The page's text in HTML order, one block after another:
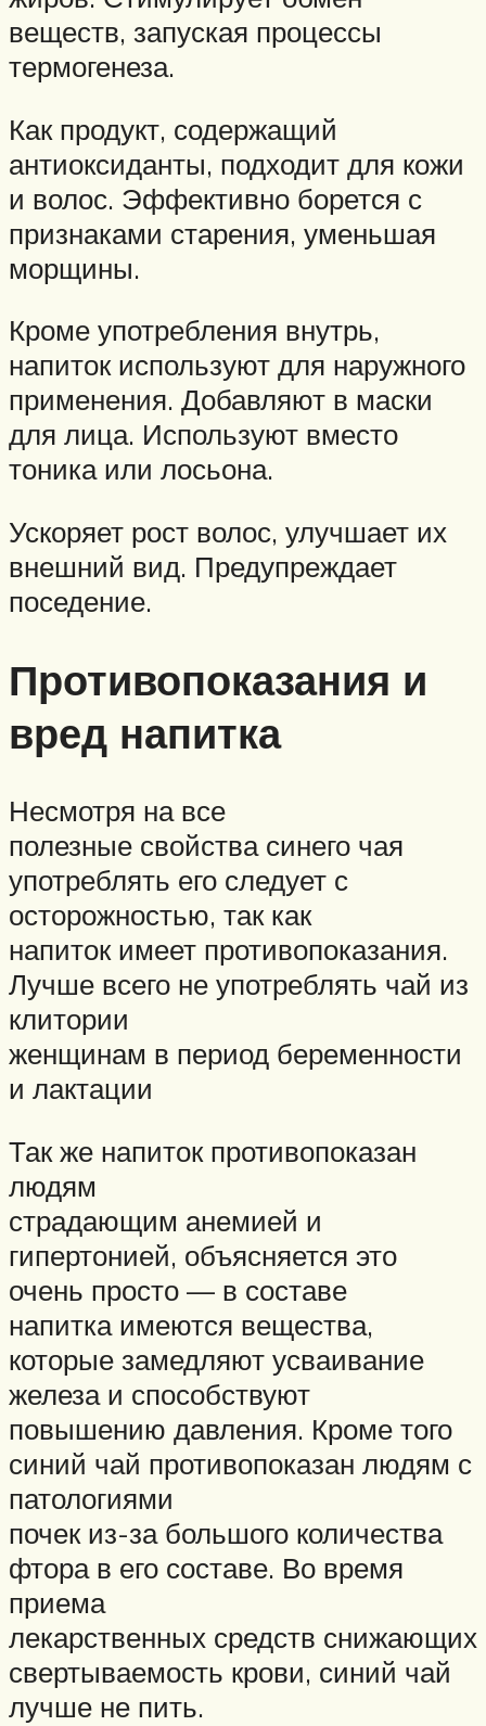
веществ, запуская процессы
термогенеза.
Как продукт, содержащий
антиоксиданты, подходит для кожи
и волос. Эффективно борется с
признаками старения, уменьшая
морщины.
Кроме употребления внутрь,
напиток используют для наружного
применения. Добавляют в маски
для лица. Используют вместо
тоника или лосьона.
Ускоряет рост волос, улучшает их
внешний вид. Предупреждает
поседение.
Противопоказания и
вред напитка
Несмотря на все
полезные свойства синего чая
употреблять его следует с
осторожностью, так как
напиток имеет противопоказания.
Лучше всего не употреблять чай из
клитории
женщинам в период беременности
и лактации
Так же напиток противопоказан
людям
страдающим анемией и
гипертонией, объясняется это
очень просто — в составе
напитка имеются вещества,
которые замедляют усваивание
железа и способствуют
повышению давления. Кроме того
синий чай противопоказан людям с
патологиями
почек из-за большого количества
фтора в его составе. Во время
приема
лекарственных средств снижающих
свертываемость крови, синий чай
лучше не пить.